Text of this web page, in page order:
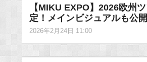
【MIKU EXPO】2026欧州
定！メインビジュアルも公
2026年2月24日 11:00